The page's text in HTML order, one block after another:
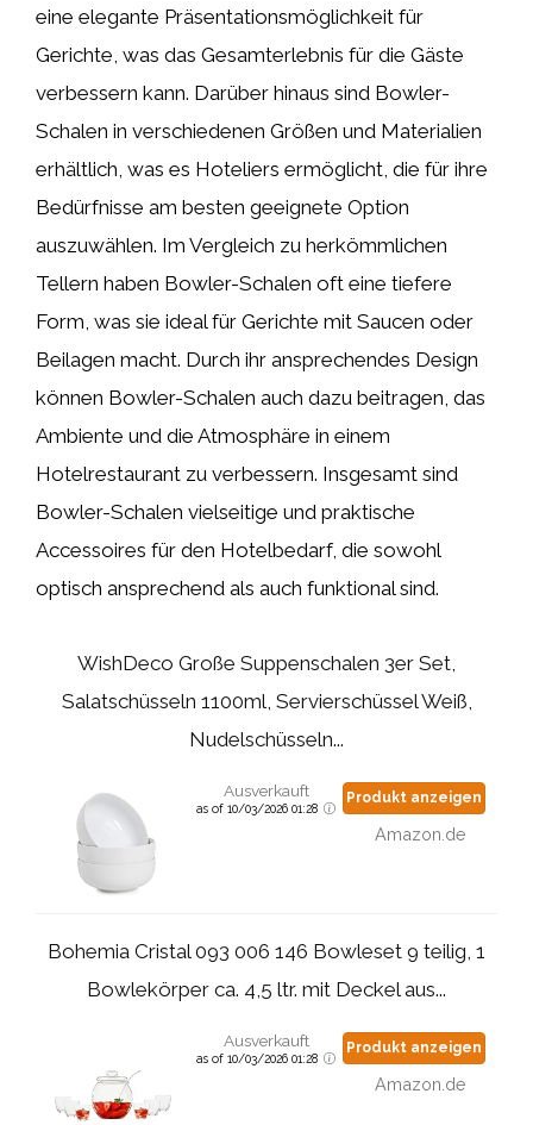
eine elegante Präsentationsmöglichkeit für
Gerichte, was das Gesamterlebnis für die Gäste
verbessern kann. Darüber hinaus sind Bowler-
Schalen in verschiedenen Größen und Materialien
erhältlich, was es Hoteliers ermöglicht, die für ihre
Bedürfnisse am besten geeignete Option
auszuwählen. Im Vergleich zu herkömmlichen
Tellern haben Bowler-Schalen oft eine tiefere
Form, was sie ideal für Gerichte mit Saucen oder
Beilagen macht. Durch ihr ansprechendes Design
können Bowler-Schalen auch dazu beitragen, das
Ambiente und die Atmosphäre in einem
Hotelrestaurant zu verbessern. Insgesamt sind
Bowler-Schalen vielseitige und praktische
Accessoires für den Hotelbedarf, die sowohl
optisch ansprechend als auch funktional sind.
WishDeco Große Suppenschalen 3er Set,
Salatschüsseln 1100ml, Servierschüssel Weiß,
Nudelschüsseln...
Ausverkauft
as of 10/03/2026 01:28
Produkt anzeigen
Amazon.de
Bohemia Cristal 093 006 146 Bowleset 9 teilig, 1
Bowlekörper ca. 4,5 ltr. mit Deckel aus...
Ausverkauft
as of 10/03/2026 01:28
Produkt anzeigen
Amazon.de